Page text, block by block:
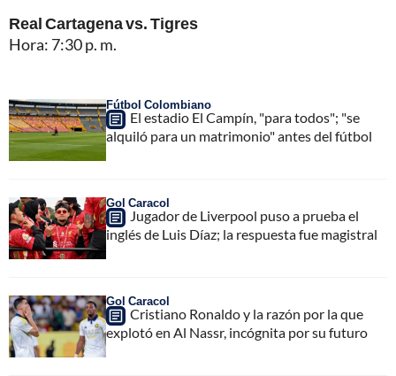
Real Cartagena vs. Tigres
Hora: 7:30 p. m.
Fútbol Colombiano
El estadio El Campín, "para todos"; "se
alquiló para un matrimonio" antes del fútbol
Gol Caracol
Jugador de Liverpool puso a prueba el
inglés de Luis Díaz; la respuesta fue magistral
Gol Caracol
Cristiano Ronaldo y la razón por la que
explotó en Al Nassr, incógnita por su futuro